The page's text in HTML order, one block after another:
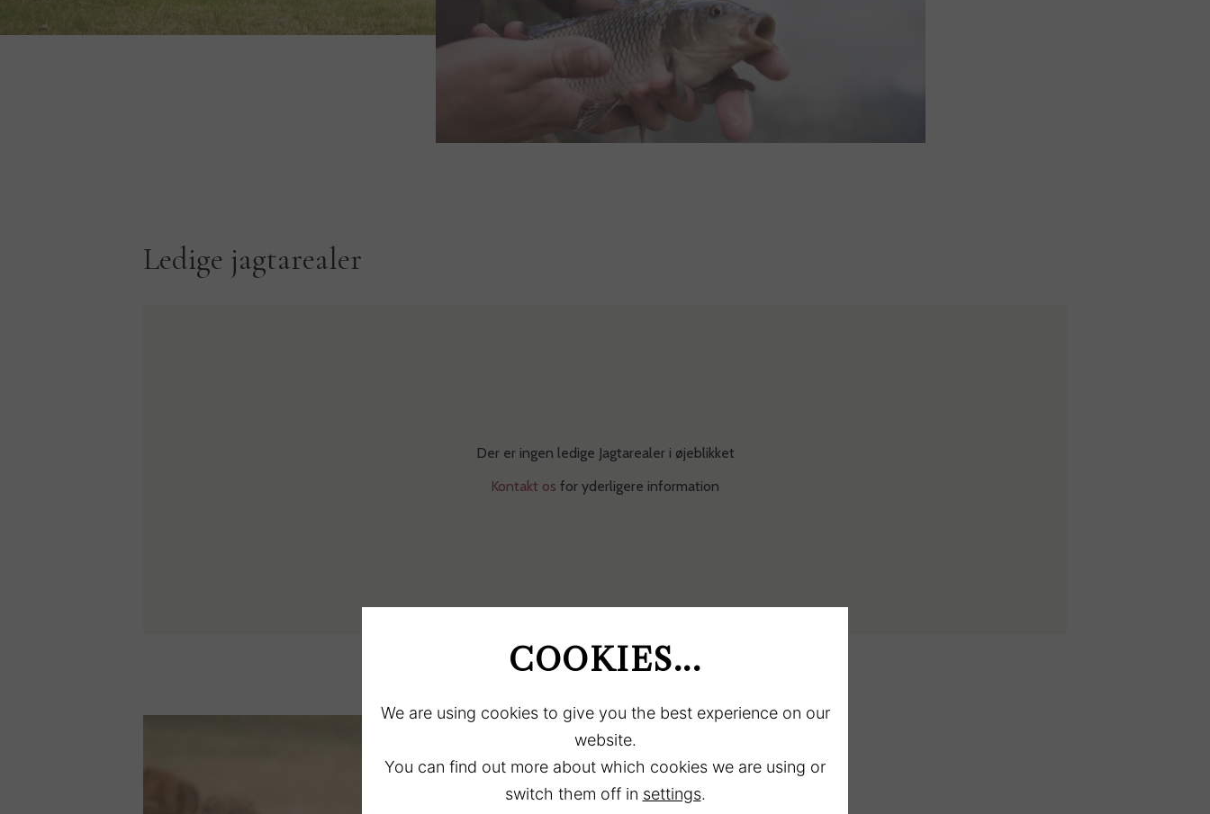
Ledige jagtarealer
Der er ingen ledige Jagtarealer i øjeblikket
Kontakt os for yderligere information
Jagt
COOKIES...
We are using cookies to give you the best experience on our
website.
You can find out more about which cookies we are using or
switch them off in settings.